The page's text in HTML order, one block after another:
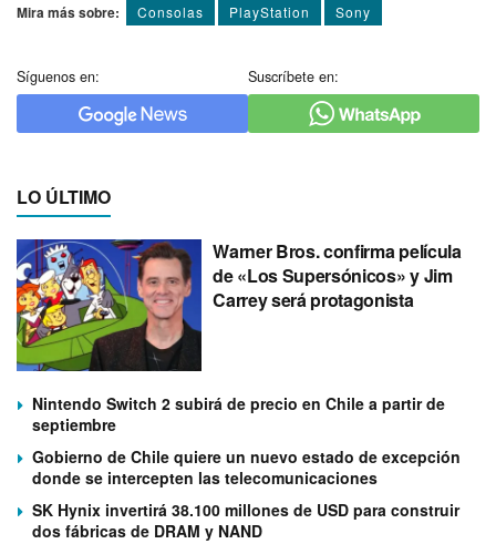
Mira más sobre: Consolas PlayStation Sony
Síguenos en: Suscríbete en:
LO ÚLTIMO
Warner Bros. confirma película
de «Los Supersónicos» y Jim
Carrey será protagonista
Nintendo Switch 2 subirá de precio en Chile a partir de
septiembre
Gobierno de Chile quiere un nuevo estado de excepción
donde se intercepten las telecomunicaciones
SK Hynix invertirá 38.100 millones de USD para construir
dos fábricas de DRAM y NAND